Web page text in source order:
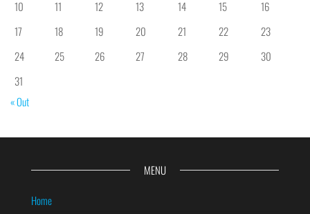
10
11 12 13 14 15
16
17
18 19 20 21 22
23
24
25 26 27 28 29
30
31
« Out
MENU
Home